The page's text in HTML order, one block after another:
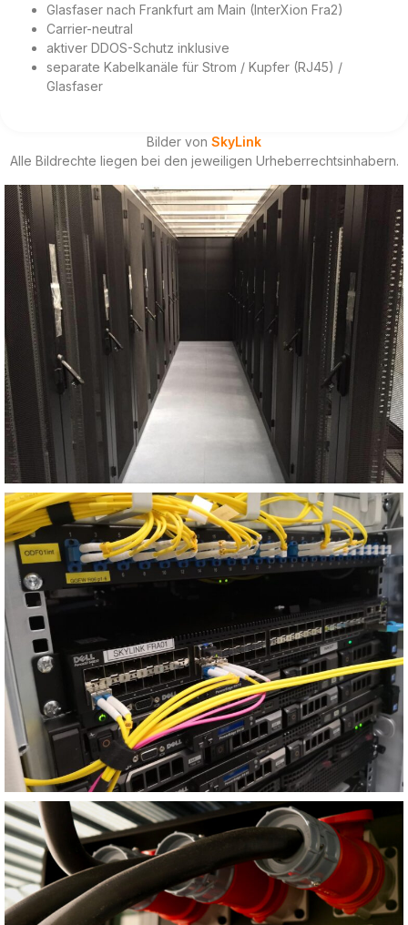
Glasfaser nach Frankfurt am Main (InterXion Fra2)
Carrier-neutral
aktiver DDOS-Schutz inklusive
separate Kabelkanäle für Strom / Kupfer (RJ45) /
Glasfaser
Bilder von SkyLink
Alle Bildrechte liegen bei den jeweiligen Urheberrechtsinhabern.